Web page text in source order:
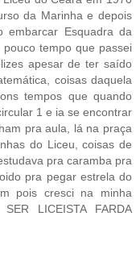
da Marinha e depois
Esquadra da
tempo que passei
apesar de ter saído
coisas daquela
tempos que quando
1 e ia se encontrar
pra aula, lá na praça
do Liceu, coisas de
pra caramba pra
pra pegar estrela do
pois cresci na minha
LICEISTA FARDA